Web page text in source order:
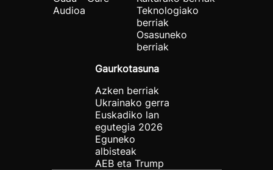
Audioa
Teknologiako
berriak
Osasuneko
berriak
Gaurkotasuna
Azken berriak
Ukrainako gerra
Euskadiko lan
egutegia 2026
Eguneko
albisteak
AEB eta Trump